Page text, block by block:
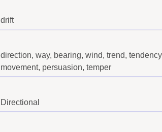
drift
direction, way, bearing, wind, trend,
movement, persuasion, temper
Directional